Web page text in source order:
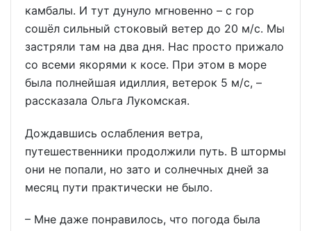
камбалы. И тут дунуло мгновенно – с гор
сошёл сильный стоковый ветер до 20 м/с. Мы
застряли там на два дня. Нас просто прижало
со всеми якорями к косе. При этом в море
была полнейшая идиллия, ветерок 5 м/с, –
рассказала Ольга Лукомская.
Дождавшись ослабления ветра,
путешественники продолжили путь. В штормы
они не попали, но зато и солнечных дней за
месяц пути практически не было.
– Мне даже понравилось, что погода была